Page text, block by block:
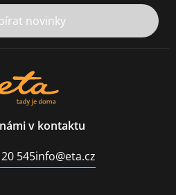
novinky
v kontaktu
545info@eta.cz